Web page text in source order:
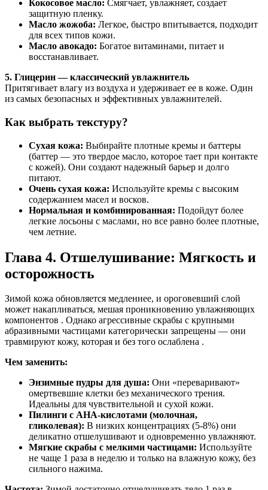
Кокосовое масло: Смягчает, увлажняет, создает
защитную пленку.
Масло жожоба: Легкое, быстро впитывается, подходит
для всех типов кожи.
Масло авокадо: Богатое витаминами, питает и
восстанавливает.
5. Глицерин — классический увлажнитель
Притягивает влагу из воздуха и удерживает ее в коже. Один
из самых безопасных и эффективных увлажнителей.
Как выбрать текстуру?
Сухая кожа: Выбирайте плотные кремы и баттеры
(баттер — это твердое масло, которое тает при контакте
с кожей). Они создают надежный барьер и долго
питают.
Очень сухая кожа: Используйте кремы с высоким
содержанием масел и восков.
Нормальная и комбинированная: Подойдут более
легкие лосьоны с маслами, но все равно более плотные,
чем летние.
Глава 4. Отшелушивание: Мягкость и
осторожность
Зимой кожа обновляется медленнее, и ороговевший слой
может накапливаться, мешая проникновению увлажняющих
компонентов . Однако агрессивные скрабы с крупными
абразивными частицами категорически запрещены — они
травмируют кожу, которая и без того ослаблена .
Чем заменить:
Энзимные пудры для душа: Они «переваривают»
омертвевшие клетки без механического трения.
Идеальны для чувствительной и сухой кожи.
Пилинги с AHA-кислотами (молочная,
гликолевая): В низких концентрациях (5-8%) они
деликатно отшелушивают и одновременно увлажняют.
Мягкие скрабы с мелкими частицами: Используйте
не чаще 1 раза в неделю и только на влажную кожу, без
сильного нажима.